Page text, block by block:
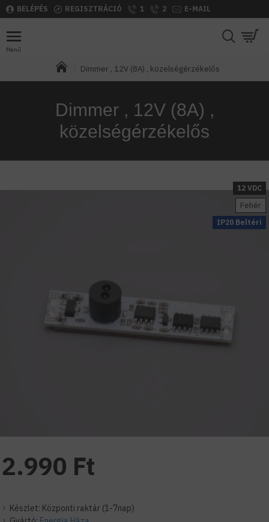
BELÉPÉS REGISZTRÁCIÓ 1 2 E-MAIL
Dimmer , 12V (8A) , közelségérzékelős
Dimmer , 12V (8A) ,
közelségérzékelős
IP20 Beltéri
12 VDC
Fehér
Készlet: Központi raktár (1-7nap)
2.990 Ft